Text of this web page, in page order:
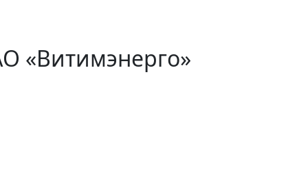
«Витимэнерго»